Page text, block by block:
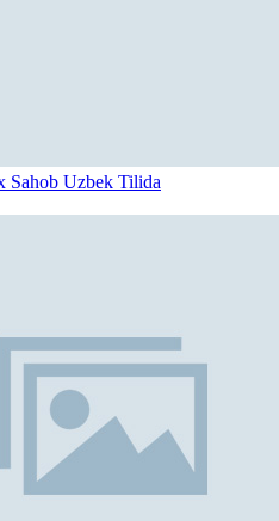
Sahob Uzbek Tilida